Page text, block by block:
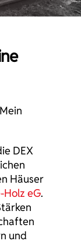
DEX
Häuser
Holz eG.
und